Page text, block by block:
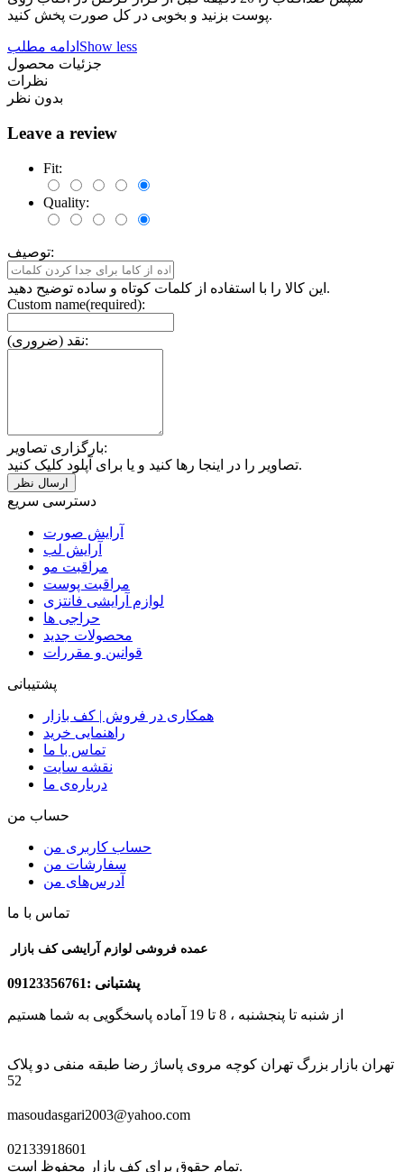
پوست بزنید و بخوبی در کل صورت پخش کنید.
ادامه مطلب Show less
جزئیات محصول
نظرات
بدون نظر
Leave a review
Fit:
Quality:
توصیف:
این کالا را با استفاده از کلمات کوتاه و ساده توضیح دهید.
Custom name(required):
نقد (ضروری):
بارگزاری تصاویر:
تصاویر را در اینجا رها کنید و یا برای آپلود کلیک کنید.
دسترسی سریع
آرایش صورت
آرایش لب
مراقبت مو
مراقبت پوست
لوازم آرایشی فانتزی
حراجی ها
محصولات جدید
قوانین و مقررات
پشتیبانی
همکاری در فروش | کف بازار
راهنمایی خرید
تماس با ما
نقشه سایت
درباره‌ی ما
حساب من
حساب کاربری من
سفارشات من
آدرس‌های من
تماس با ما
پشتبانی :09123356761
از شنبه تا پنجشنبه ، 8 تا 19 آماده پاسخگویی به شما هستیم
تهران بازار بزرگ تهران کوچه مروی پاساژ رضا طبقه منفی دو پلاک
52
masoudasgari2003@yahoo.com
02133918601
تمام حقوق برای کفِ بازار محفوظ است.